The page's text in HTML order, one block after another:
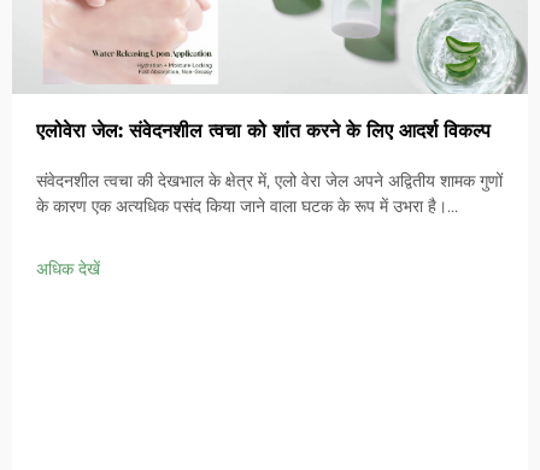
एलोवेरा जेल: संवेदनशील त्वचा को शांत करने के लिए आदर्श विकल्प
संवेदनशील त्वचा की देखभाल के क्षेत्र में, एलो वेरा जेल अपने अद्वितीय शामक गुणों
के कारण एक अत्यधिक पसंद किया जाने वाला घटक के रूप में उभरा है।
अधिक देखें